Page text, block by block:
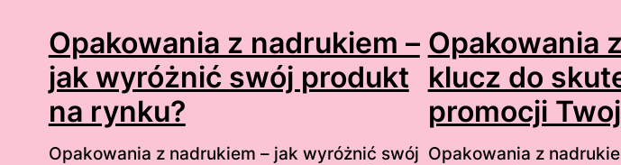
Opakowania z nadrukiem –
jak wyróżnić swój produkt
na rynku?
Opakowania z nadrukiem – jak wyróżnić swój
Opakowania
klucz do
promocji
Opakowania z